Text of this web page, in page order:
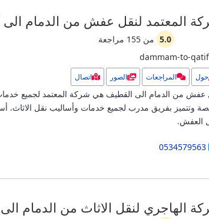
المعتمد لنقل عفش من الدمام
5.0 من 155 مراجعة
dammam-to-qatif
حول المراجعات الصور اتصال
عفش من الدمام الى القطيف هي شركة المعتمد لجميع
وتتميز بفريق مدرب لجميع خدمات وأساليب نقل الاثاث.
العفش.
0534579563
الهاجري لنقل الاثاث من الدمام